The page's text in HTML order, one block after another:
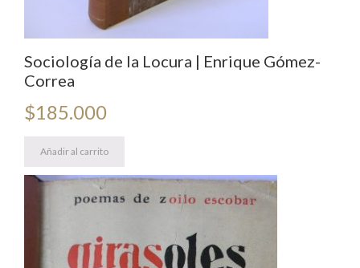
Sociología de la Locura | Enrique Gómez-
Correa
$185.000
Añadir al carrito